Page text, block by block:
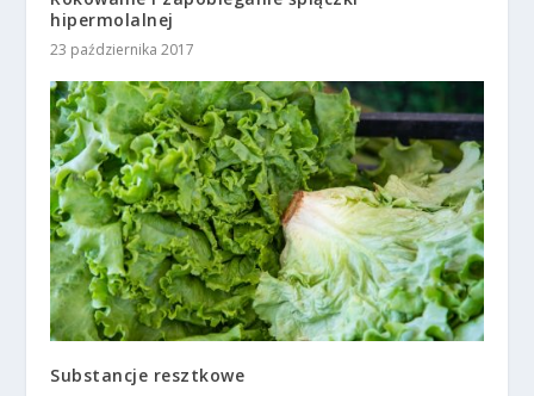
hipermolalnej
23 października 2017
Substancje resztkowe